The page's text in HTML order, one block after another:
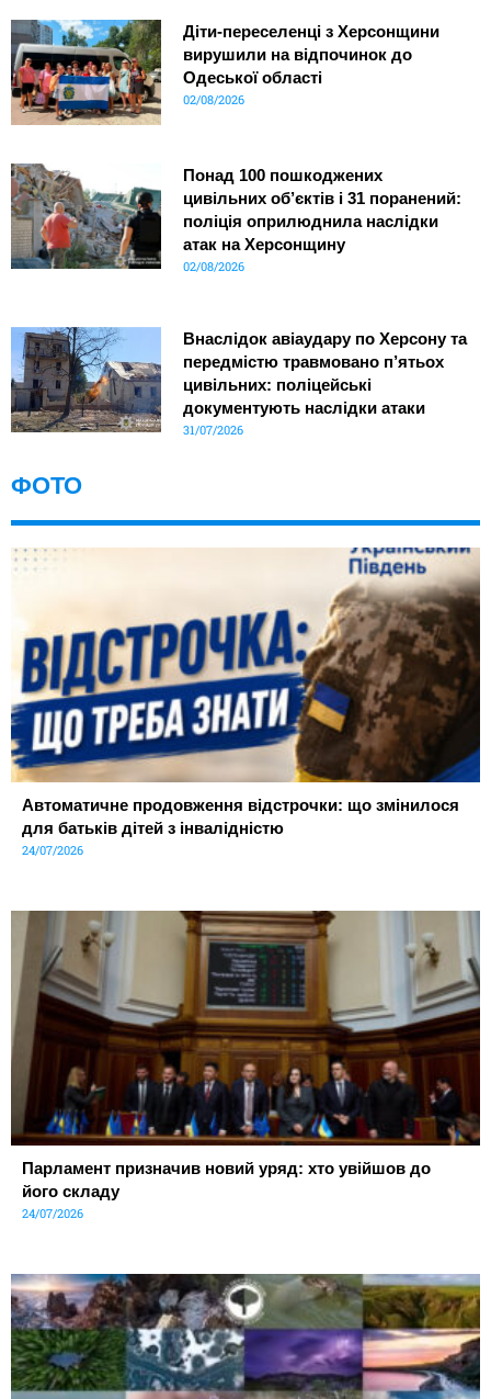
Діти-переселенці з Херсонщини
вирушили на відпочинок до
Одеської області
02/08/2026
Понад 100 пошкоджених
цивільних об’єктів і 31 поранений:
поліція оприлюднила наслідки
атак на Херсонщину
02/08/2026
Внаслідок авіаудару по Херсону та
передмістю травмовано п’ятьох
цивільних: поліцейські
документують наслідки атаки
31/07/2026
ФОТО
Автоматичне продовження відстрочки: що змінилося
для батьків дітей з інвалідністю
24/07/2026
Парламент призначив новий уряд: хто увійшов до
його складу
24/07/2026